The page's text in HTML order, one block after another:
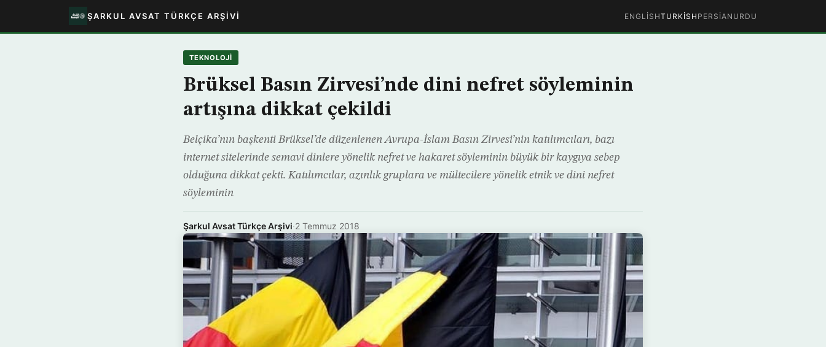
ŞARKUL AVSAT TÜRKÇE ARŞIVI ENGLISHTURKISH PERSIAN URDU
TEKNOLOJİ
Brüksel Basın Zirvesi’nde dini nefret söyleminin
artışına dikkat çekildi
Belçika’nın başkenti Brüksel’de düzenlenen Avrupa-İslam Basın Zirvesi’nin katılımcıları, bazı
internet sitelerinde semavi dinlere yönelik nefret ve hakaret söyleminin büyük bir kaygıya sebep
olduğuna dikkat çekti. Katılımcılar, azınlık gruplara ve mültecilere yönelik etnik ve dini nefret
söyleminin
Şarkul Avsat Türkçe Arşivi·2 Temmuz 2018